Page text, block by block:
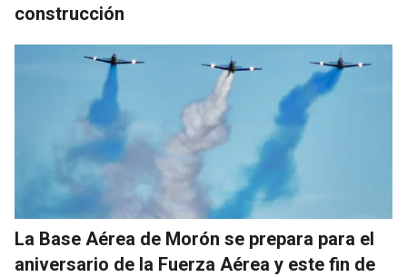
construcción
La Base Aérea de Morón se prepara para el
aniversario de la Fuerza Aérea y este fin de